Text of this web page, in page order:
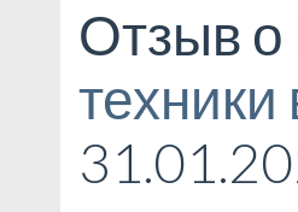
Отзыв о